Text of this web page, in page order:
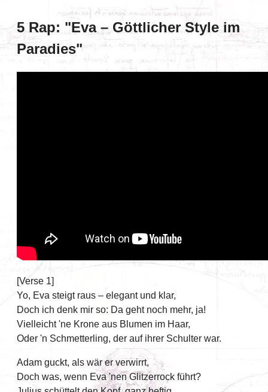
5 Rap: "Eva – Göttlicher Style im
Paradies"
[Verse 1]
Yo, Eva steigt raus – elegant und klar,
Doch ich denk mir so: Da geht noch mehr, ja!
Vielleicht 'ne Krone aus Blumen im Haar,
Oder 'n Schmetterling, der auf ihrer Schulter war.
Adam guckt, als wär er verwirrt,
Doch was, wenn Eva 'nen Glitzerrock führt?